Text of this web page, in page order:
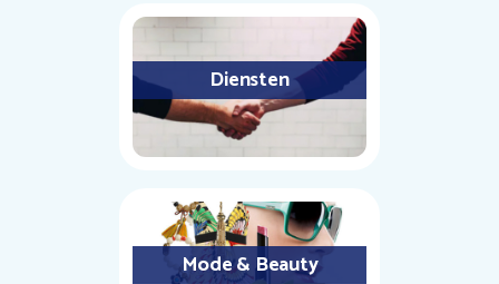
Diensten
Mode & Beauty